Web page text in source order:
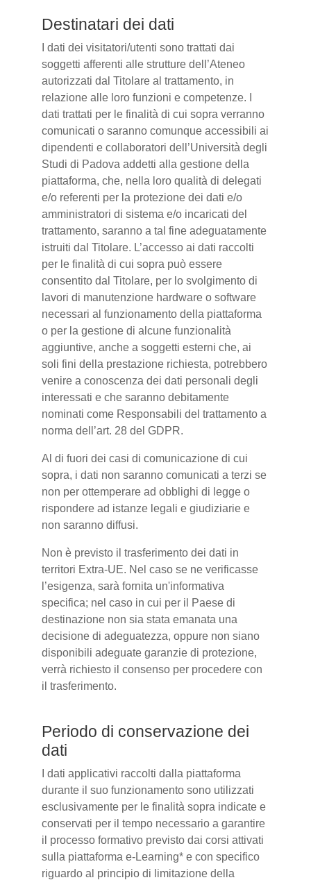
Destinatari dei dati
I dati dei visitatori/utenti sono trattati dai
soggetti afferenti alle strutture dell’Ateneo
autorizzati dal Titolare al trattamento, in
relazione alle loro funzioni e competenze. I
dati trattati per le finalità di cui sopra verranno
comunicati o saranno comunque accessibili ai
dipendenti e collaboratori dell’Università degli
Studi di Padova addetti alla gestione della
piattaforma, che, nella loro qualità di delegati
e/o referenti per la protezione dei dati e/o
amministratori di sistema e/o incaricati del
trattamento, saranno a tal fine adeguatamente
istruiti dal Titolare. L’accesso ai dati raccolti
per le finalità di cui sopra può essere
consentito dal Titolare, per lo svolgimento di
lavori di manutenzione hardware o software
necessari al funzionamento della piattaforma
o per la gestione di alcune funzionalità
aggiuntive, anche a soggetti esterni che, ai
soli fini della prestazione richiesta, potrebbero
venire a conoscenza dei dati personali degli
interessati e che saranno debitamente
nominati come Responsabili del trattamento a
norma dell’art. 28 del GDPR.
Al di fuori dei casi di comunicazione di cui
sopra, i dati non saranno comunicati a terzi se
non per ottemperare ad obblighi di legge o
rispondere ad istanze legali e giudiziarie e
non saranno diffusi.
Non è previsto il trasferimento dei dati in
territori Extra-UE. Nel caso se ne verificasse
l’esigenza, sarà fornita un'informativa
specifica; nel caso in cui per il Paese di
destinazione non sia stata emanata una
decisione di adeguatezza, oppure non siano
disponibili adeguate garanzie di protezione,
verrà richiesto il consenso per procedere con
il trasferimento.
Periodo di conservazione dei
dati
I dati applicativi raccolti dalla piattaforma
durante il suo funzionamento sono utilizzati
esclusivamente per le finalità sopra indicate e
conservati per il tempo necessario a garantire
il processo formativo previsto dai corsi attivati
sulla piattaforma e-Learning* e con specifico
riguardo al principio di limitazione della